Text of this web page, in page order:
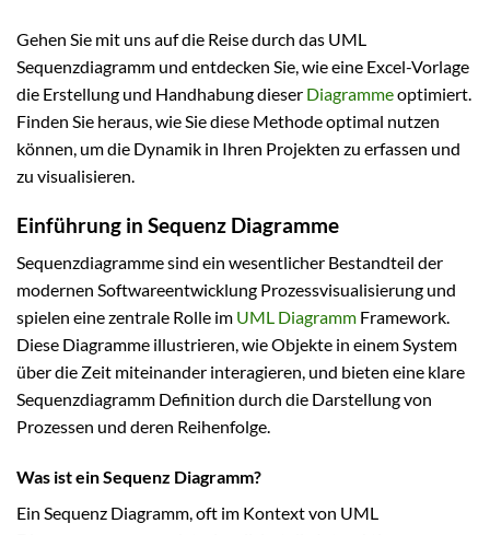
Gehen Sie mit uns auf die Reise durch das UML
Sequenzdiagramm und entdecken Sie, wie eine Excel-Vorlage
die Erstellung und Handhabung dieser Diagrammeoptimiert.
Finden Sie heraus, wie Sie diese Methode optimal nutzen
können, um die Dynamik in Ihren Projekten zu erfassen und
zu visualisieren.
Einführung in Sequenz Diagramme
Sequenzdiagramme sind ein wesentlicher Bestandteil der
modernen Softwareentwicklung Prozessvisualisierung und
spielen eine zentrale Rolle im UML Diagramm Framework.
Diese Diagramme illustrieren, wie Objekte in einem System
über die Zeit miteinander interagieren, und bieten eine klare
Sequenzdiagramm Definition durch die Darstellung von
Prozessen und deren Reihenfolge.
Was ist ein Sequenz Diagramm?
Ein Sequenz Diagramm, oft im Kontext von UML